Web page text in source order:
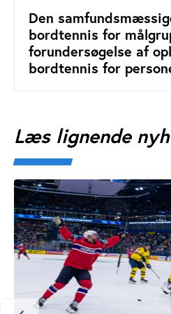
Den
bordtennis for
forundersøgelse af
bordtennis for
Læs lignende